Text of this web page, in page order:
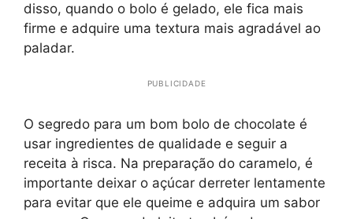
disso, quando o bolo é gelado, ele fica mais
firme e adquire uma textura mais agradável ao
paladar.
PUBLICIDADE
O segredo para um bom bolo de chocolate é
usar ingredientes de qualidade e seguir a
receita à risca. Na preparação do caramelo, é
importante deixar o açúcar derreter lentamente
para evitar que ele queime e adquira um sabor